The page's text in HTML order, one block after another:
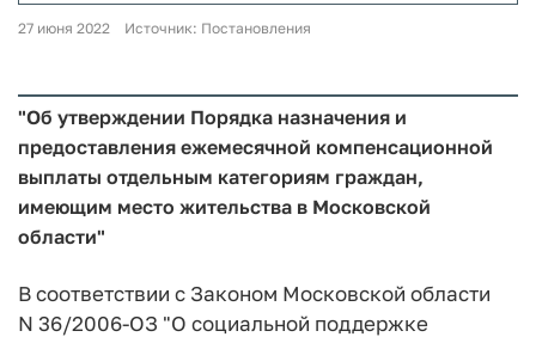
27 июня 2022 Источник: Постановления
"Об утверждении Порядка назначения и
предоставления ежемесячной компенсационной
выплаты отдельным категориям граждан,
имеющим место жительства в Московской
области"
В соответствии с Законом Московской области
N 36/2006-ОЗ "О социальной поддержке